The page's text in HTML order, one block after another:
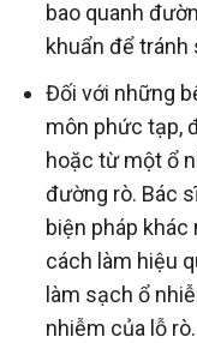
bao quanh
khuẩn để tránh
Đối với những
môn phức tạp,
hoặc từ một ổ
đường rò. Bác
biện pháp khác
cách làm hiệu
làm sạch ổ
nhiễm của lỗ rò.